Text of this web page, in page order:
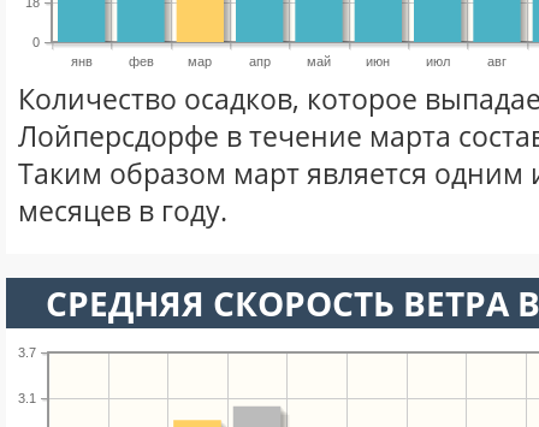
янв фев мар апр май июн июл авг
0
Количество осадков, которое
Лойперсдорфе в течение марта
Таким образом март является одним
месяцев в году.
СРЕДНЯЯ СКОРОСТЬ ВЕТРА
3.1
3.7